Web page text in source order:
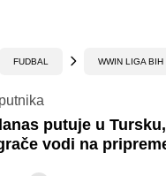
FUDBAL WWIN LIGA BIH
putuje u
vodi na